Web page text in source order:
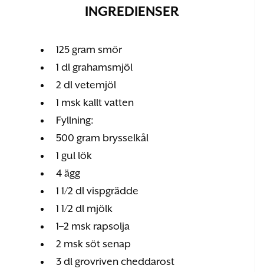
INGREDIENSER
125 gram smör
1 dl grahamsmjöl
2 dl vetemjöl
1 msk kallt vatten
Fyllning:
500 gram brysselkål
1 gul lök
4 ägg
1 1/2 dl vispgrädde
1 1/2 dl mjölk
1–2 msk rapsolja
2 msk söt senap
3 dl grovriven cheddarost